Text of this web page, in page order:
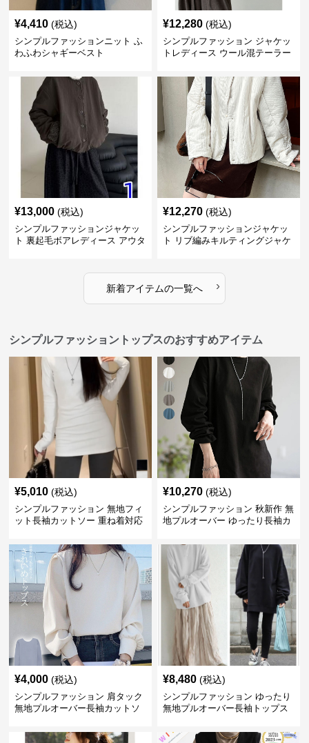
¥4,410 (税込)
シンプルファッションニット ふ
わふわシャギーベスト
¥12,280 (税込)
シンプルファッション ジャケッ
トレディース ウール混テーラー
¥13,000 (税込)
シンプルファッションジャケッ
ト 裏起毛ボアレディース アウタ
¥12,270 (税込)
シンプルファッションジャケッ
ト リブ編みキルティングジャケ
新着アイテムの一覧へ ›
シンプルファッショントップスのおすすめアイテム
¥5,010 (税込)
シンプルファッション 無地フィ
ット長袖カットソー 重ね着対応
¥10,270 (税込)
シンプルファッション 秋新作 無
地プルオーバー ゆったり長袖カ
¥4,000 (税込)
シンプルファッション 肩タック
無地プルオーバー長袖カットソ
¥8,480 (税込)
シンプルファッション ゆったり
無地プルオーバー長袖トップス